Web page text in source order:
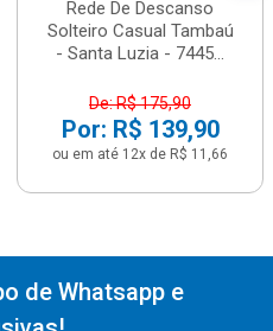
Rede De Descanso
Solteiro Casual Tambaú
- Santa Luzia - 7445...
De: R$ 175,90
Por: R$ 139,90
ou em até 12x de R$ 11,66
de Whatsapp e